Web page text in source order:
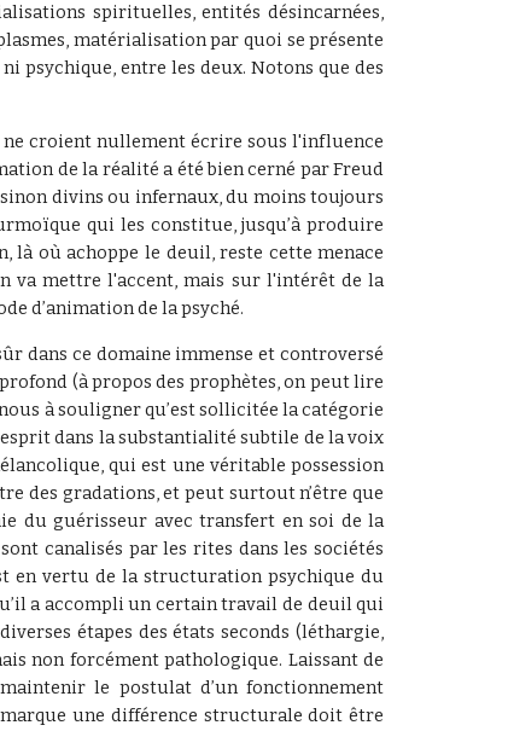
spirituelles, entités désincarnées,
matérialisation par quoi se présente
psychique, entre les deux. Notons que des
croient nullement écrire sous l'influence
de la réalité a été bien cerné par Freud
divins ou infernaux, du moins toujours
qui les constitue, jusqu’à produire
là où achoppe le deuil, reste cette menace
va mettre l'accent, mais sur l'intérêt de la
d’animation de la psyché.
dans ce domaine immense et controversé
(à propos des prophètes, on peut lire
à souligner qu’est sollicitée la catégorie
dans la substantialité subtile de la voix
qui est une véritable possession
des gradations, et peut surtout n’être que
du guérisseur avec transfert en soi de la
canalisés par les rites dans les sociétés
en vertu de la structuration psychique du
a accompli un certain travail de deuil qui
étapes des états seconds (léthargie,
non forcément pathologique. Laissant de
le postulat d’un fonctionnement
une différence structurale doit être